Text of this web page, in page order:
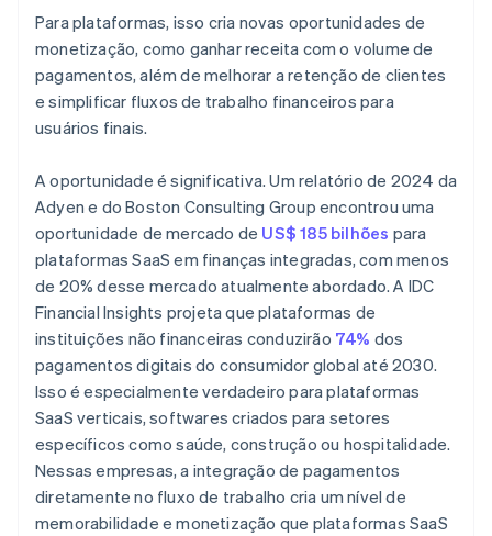
Para plataformas, isso cria novas oportunidades de
monetização, como ganhar receita com o volume de
pagamentos, além de melhorar a retenção de clientes
e simplificar fluxos de trabalho financeiros para
usuários finais.
A oportunidade é significativa. Um relatório de 2024 da
Adyen e do Boston Consulting Group encontrou uma
oportunidade de mercado de US$ 185 bilhões para
plataformas SaaS em finanças integradas, com menos
de 20% desse mercado atualmente abordado. A IDC
Financial Insights projeta que plataformas de
instituições não financeiras conduzirão 74% dos
pagamentos digitais do consumidor global até 2030.
Isso é especialmente verdadeiro para plataformas
SaaS verticais, softwares criados para setores
específicos como saúde, construção ou hospitalidade.
Nessas empresas, a integração de pagamentos
diretamente no fluxo de trabalho cria um nível de
memorabilidade e monetização que plataformas SaaS